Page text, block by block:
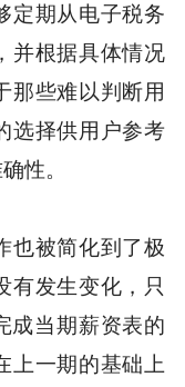
定期从电子税务
并根据具体情况
那些难以判断用
选择供用户参考
性。
也被简化到了极
有发生变化，只
成当期薪资表的
上一期的基础上